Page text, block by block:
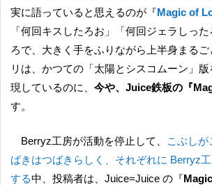
実に語っていると思えるのが『Magic of
「何回キスしたろお」「何回ジェラしっ
ろで、大きく手をふりながら上半身まる
リは、かつての「太陽とシスコムーン」
現しているのに、 今や、Juice鉄板の『
す。
Berryz工房が活動を停止して、 こぶしが
ばきはつばきらしく、それぞれに Berryz
する中、投稿者は、Juice=Juice の『